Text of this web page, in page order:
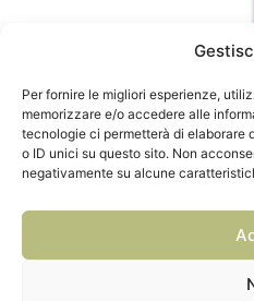
Per fornire le migliori esperienze,
memorizzare e/o accedere alle
tecnologie ci permetterà di elaborare
o ID unici su questo sito. Non
negativamente su alcune